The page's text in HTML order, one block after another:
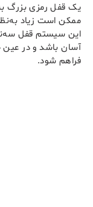
یک قفل رمزی بزرگ
ممکن است زیاد
این سیستم قفل
آسان باشد و در عین
فراهم شود.